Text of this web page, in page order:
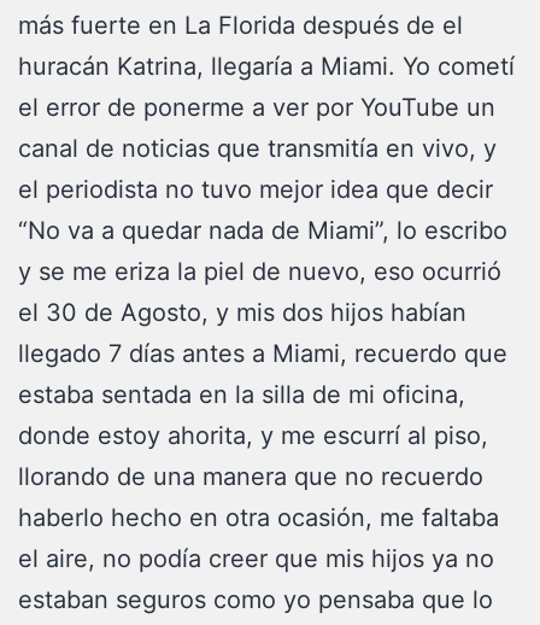
más fuerte en La Florida después de el
huracán Katrina, llegaría a Miami. Yo cometí
el error de ponerme a ver por YouTube un
canal de noticias que transmitía en vivo, y
el periodista no tuvo mejor idea que decir
“No va a quedar nada de Miami”, lo escribo
y se me eriza la piel de nuevo, eso ocurrió
el 30 de Agosto, y mis dos hijos habían
llegado 7 días antes a Miami, recuerdo que
estaba sentada en la silla de mi oficina,
donde estoy ahorita, y me escurrí al piso,
llorando de una manera que no recuerdo
haberlo hecho en otra ocasión, me faltaba
el aire, no podía creer que mis hijos ya no
estaban seguros como yo pensaba que lo